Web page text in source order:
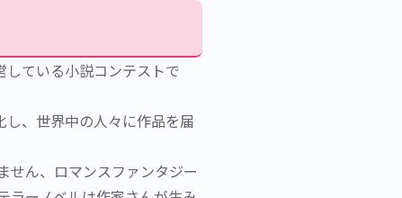
ている小説コンテストで
、世界中の人々に作品を届
せん、ロマンスファンタジー